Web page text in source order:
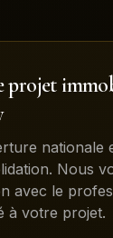
projet
nationale
Nous
avec le
à votre projet.